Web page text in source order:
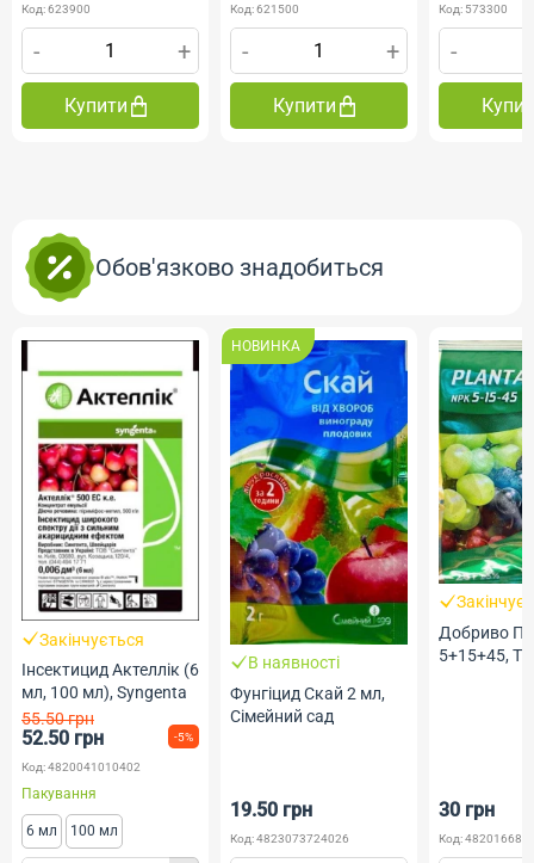
Код: 623900
- +
Купити
Код: 621500
- +
Купити
Код: 573300
-
Обов'язково знадобиться
Закінчується
Інсектицид Актеллік (6
мл, 100 мл), Syngenta
55.50 грн
52.50 грн -5%
Код: 4820041010402
Пакування
6 мл 100 мл
НОВИНКА
В наявності
Фунгіцид Скай 2 мл,
Сімейний сад
19.50 грн
Код: 4823073724026
Добриво
5+15+45,
30 грн
Код: